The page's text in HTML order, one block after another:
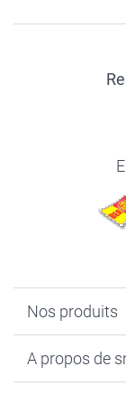
Nos produits
Cadeaux photo
A propos de